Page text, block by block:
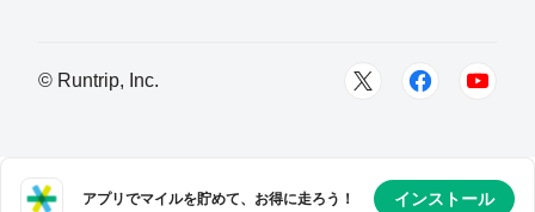
© Runtrip, Inc.
アプリでマイルを貯めて、お得に走ろう！ インストール